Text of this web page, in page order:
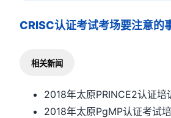
CRISC认证考试考场要注意的
相关新闻
2018年太原PRINCE2认证培
2018年太原PgMP认证考试